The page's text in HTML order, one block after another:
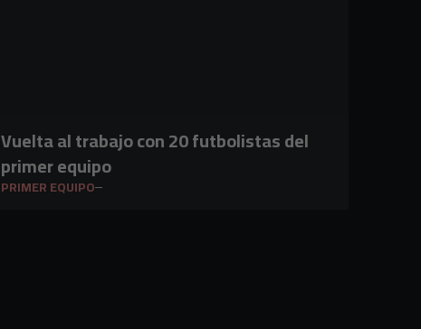
Vuelta al trabajo con 20 futbolistas del
primer equipo
PRIMER EQUIPO